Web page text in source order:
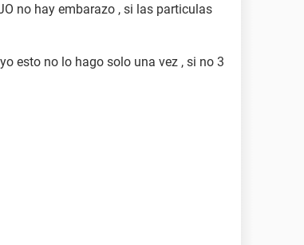
no hay embarazo , si las particulas
esto no lo hago solo una vez , si no 3